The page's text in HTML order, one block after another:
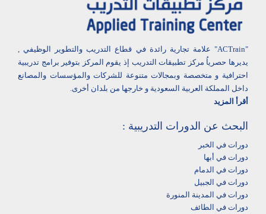
"ACTrain" علامة تجارية رائدة في قطاع التدريب والتطوير الوظيفي ,
يديرها حصرياُ مركز تطبيقات التدريب إذ يقوم المركز بتوفير برامج تدريبية
احترافية و متخصصة وبمجالات متنوعة للشركات والمؤسسات والمصانع
داخل المملكة العربية السعودية و خارجها من بلدان أخرى.
أقرأ المزيد
البحث عن الدورات التدريبية :
دورات في الخبر
دورات في أبها‎
دورات في الدمام‎
دورات في الجبيل
دورات في المدينة المنورة
دورات في الطائف